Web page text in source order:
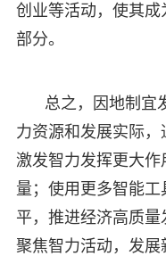
创业等活动，使其
部分。
总之，因地制宜
力资源和发展实际，
激发智力发挥更大
量；使用更多智能
平，推进经济高质量
聚焦智力活动，发